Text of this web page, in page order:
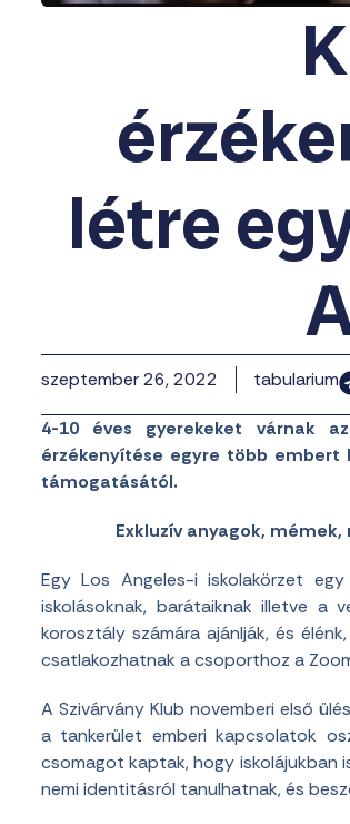
létre
szeptember 26, 2022 tabularium
4-10 éves gyerekeket várnak
érzékenyítése egyre több embert
támogatásától.
Exkluzív anyagok,
Egy Los Angeles-i iskolakörzet
iskolásoknak, barátaiknak illetve a
korosztály számára ajánlják, és
csatlakozhatnak a csoporthoz a
A Szivárvány Klub novemberi első
a tankerület emberi kapcsolatok
csomagot kaptak, hogy iskolájukban
nemi identitásról tanulhatnak, és